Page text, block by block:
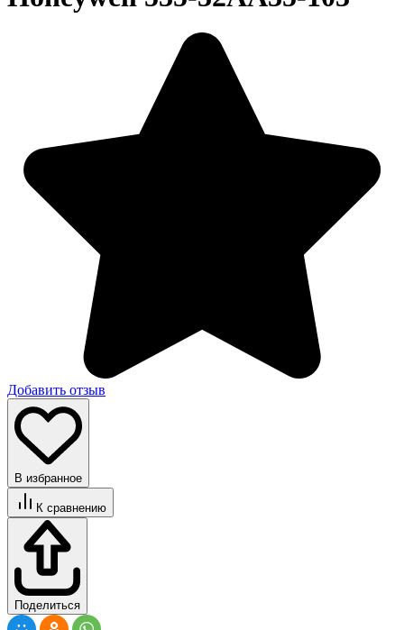
Добавить отзыв
В избранное
К сравнению
Поделиться